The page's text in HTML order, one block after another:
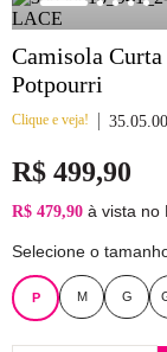
2 sutiã
4 calcinha
8 pijama
9 sutiã renda
Camisola Curta
Potpourri
Clique e veja!
R$ 499,90
R$ 479,90 à vista no
Selecione o
P M G